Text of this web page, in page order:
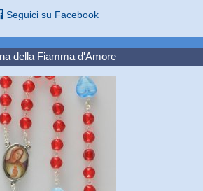
Seguici su Facebook
della Fiamma d'Amore